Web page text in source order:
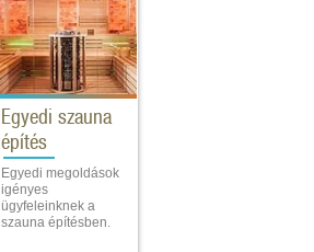
Egyedi szauna
építés
Egyedi megoldások
igényes
ügyfeleinknek a
szauna építésben.